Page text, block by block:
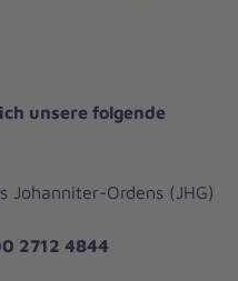
unsere folgende
Johanniter-Ordens (JHG)
2712 4844